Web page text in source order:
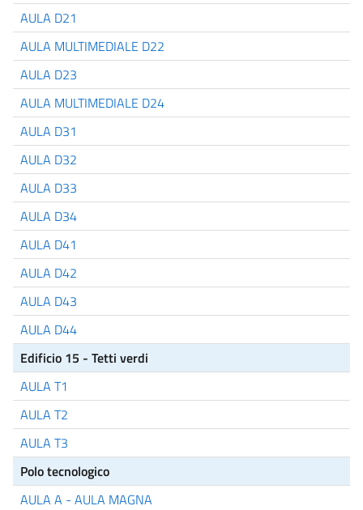
AULA D21
AULA MULTIMEDIALE D22
AULA D23
AULA MULTIMEDIALE D24
AULA D31
AULA D32
AULA D33
AULA D34
AULA D41
AULA D42
AULA D43
AULA D44
Edificio 15 - Tetti verdi
AULA T1
AULA T2
AULA T3
Polo tecnologico
AULA A - AULA MAGNA